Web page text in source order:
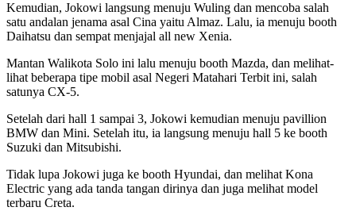
Kemudian, Jokowi langsung menuju Wuling dan mencoba salah
satu andalan jenama asal Cina yaitu Almaz. Lalu, ia menuju booth
Daihatsu dan sempat menjajal all new Xenia.
Mantan Walikota Solo ini lalu menuju booth Mazda, dan melihat-
lihat beberapa tipe mobil asal Negeri Matahari Terbit ini, salah
satunya CX-5.
Setelah dari hall 1 sampai 3, Jokowi kemudian menuju pavillion
BMW dan Mini. Setelah itu, ia langsung menuju hall 5 ke booth
Suzuki dan Mitsubishi.
Tidak lupa Jokowi juga ke booth Hyundai, dan melihat Kona
Electric yang ada tanda tangan dirinya dan juga melihat model
terbaru Creta.